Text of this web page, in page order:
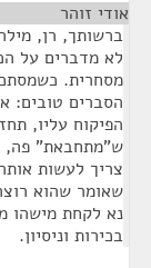
אודי זוהר
ברשותך, רן,
לא מדברים על
מסחרית.
הסברים טובים:
הפיקוח עליו,
ש"מתחבאת" פה,
צריך לעשות
שאומר שהוא
נא לקחת מישהו
בכירות וניסיון.